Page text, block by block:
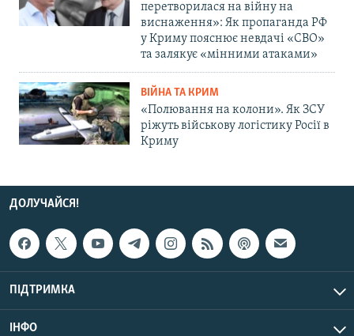
перетворилася на війну на
виснаження»: Як пропаганда РФ
у Криму пояснює невдачі «СВО»
та залякує «мінними атаками»
ВІЙНА ТА КРИМ
«Полювання на колони». Як ЗСУ
ріжуть військову логістику Росії в
Криму
ДОЛУЧАЙСЯ!
ПІДТРИМКА
ІНФО